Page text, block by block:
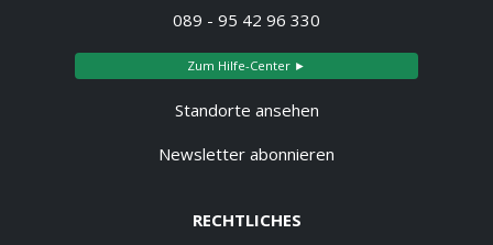
089 - 95 42 96 330
Zum Hilfe-Center ►
Standorte ansehen
Newsletter abonnieren
RECHTLICHES